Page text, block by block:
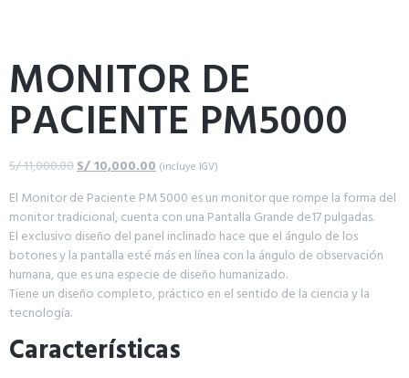
MONITOR DE
PACIENTE PM5000
S/11,000.00S/10,000.00 (incluye IGV)
El Monitor de Paciente PM 5000 es un monitor que rompe la forma del
monitor tradicional, cuenta con una Pantalla Grande de17 pulgadas.
El exclusivo diseño del panel inclinado hace que el ángulo de los
botones y la pantalla esté más en línea con la ángulo de observación
humana, que es una especie de diseño humanizado.
Tiene un diseño completo, práctico en el sentido de la ciencia y la
tecnología.
Características